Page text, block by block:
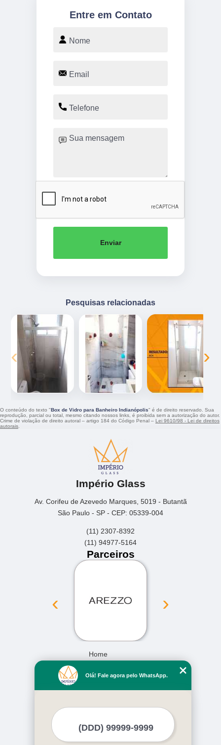
Entre em Contato
Enviar
Pesquisas relacionadas
‹ ›
O conteúdo do texto "Box de Vidro para Banheiro Indianópolis" é de direito reservado. Sua
reprodução, parcial ou total, mesmo citando nossos links, é proibida sem a autorização do autor.
Crime de violação de direito autoral – artigo 184 do Código Penal – Lei 9610/98 - Lei de direitos
autorais.
Império Glass
Av. Corifeu de Azevedo Marques, 5019 - Butantã
São Paulo - SP - CEP: 05339-004
(11) 2307-8392
(11) 94977-5164
Parceiros
‹ ›
Home
Missão
Serviços
Mais Serviços
Olá! Fale agora pelo WhatsApp.